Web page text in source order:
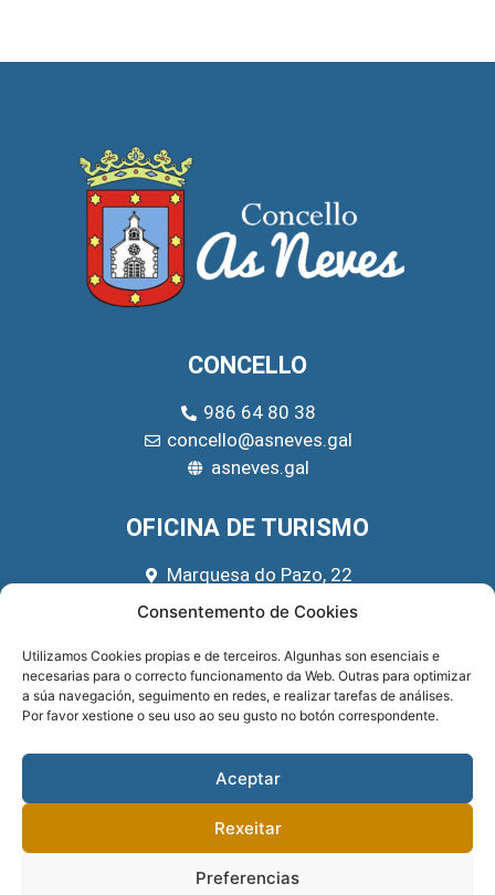
Consentemento de Cookies
Utilizamos Cookies propias e de terceiros. Algunhas son esenciais e
necesarias para o correcto funcionamento da Web. Outras para optimizar
a súa navegación, seguimento en redes, e realizar tarefas de análises.
Por favor xestione o seu uso ao seu gusto no botón correspondente.
Aceptar
Rexeitar
Preferencias
CONCELLO
986 64 80 38
concello@asneves.gal
asneves.gal
OFICINA DE TURISMO
Marquesa do Pazo, 22
666 39 45 65
REDES SOCIAIS